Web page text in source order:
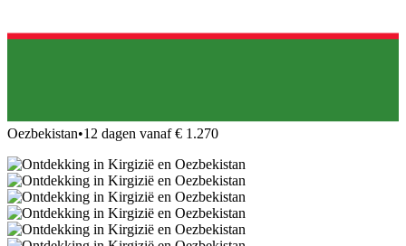
Oezbekistan•12 dagen vanaf € 1.270